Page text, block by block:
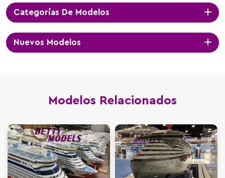
Categorías De Modelos
Nuevos Modelos
Modelos Relacionados